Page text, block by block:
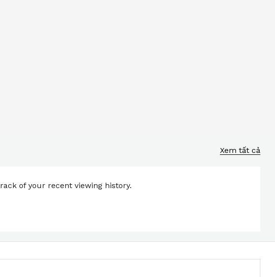
Xem tất cả
of your recent viewing history.